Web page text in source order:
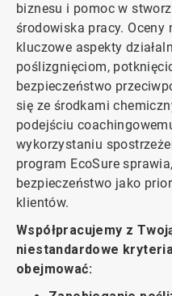
biznesu i pomoc w
środowiska pracy. Oceny
kluczowe aspekty
poślizgnięciom,
bezpieczeństwo
się ze środkami
podejściu
wykorzystaniu
program EcoSure
bezpieczeństwo jako
klientów.
Współpracujemy z
niestandardowe
obejmować: